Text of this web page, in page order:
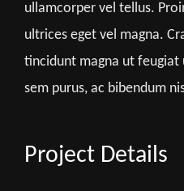
ullamcorper vel tellus.
ultrices eget vel magna.
tincidunt magna ut
sem purus, ac bibendum
Project Details